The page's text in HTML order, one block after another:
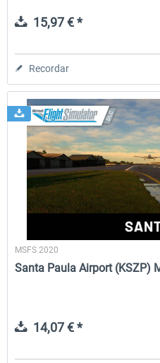
15,97 € *
Recordar
MSFS 2020
Santa Paula Airport (KSZP)
14,07 € *